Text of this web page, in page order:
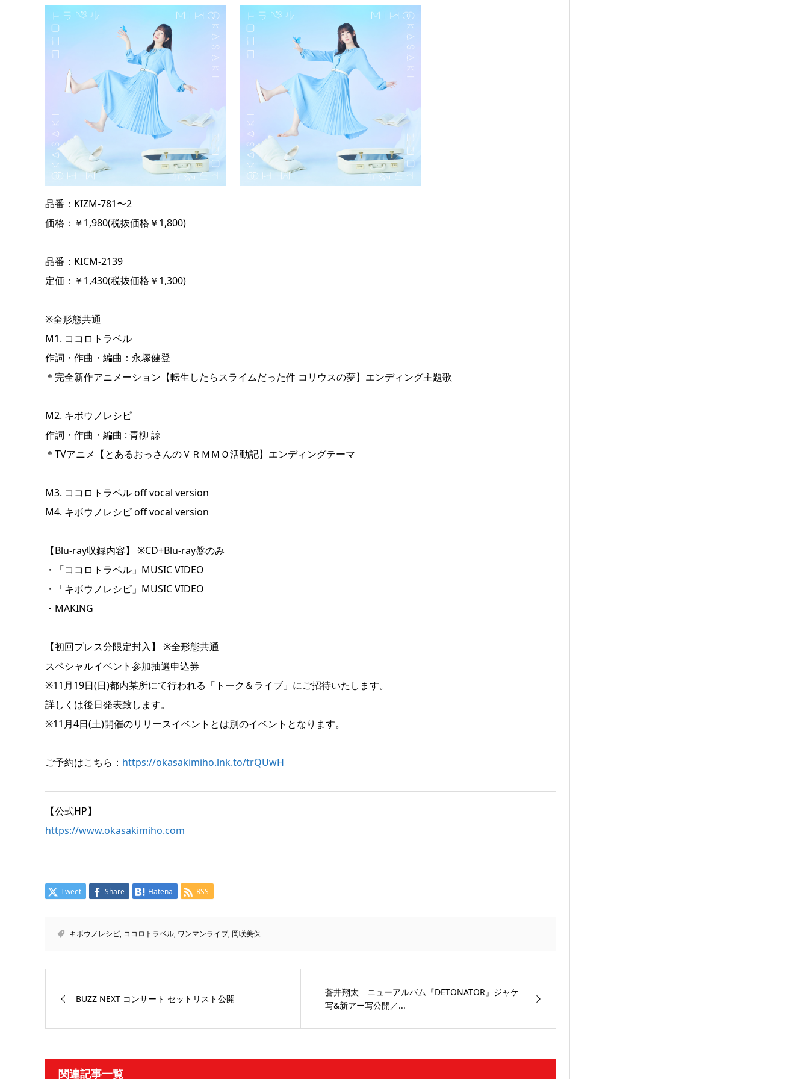
品番：KIZM-781〜2
価格：￥1,980(税抜価格￥1,800)
品番：KICM-2139
定価：￥1,430(税抜価格￥1,300)
※全形態共通
M1. ココロトラベル
作詞・作曲・編曲：永塚健登
＊完全新作アニメーション【転生したらスライムだった件 コリウスの夢】エンディング主題歌
M2. キボウノレシピ
作詞・作曲・編曲 : 青柳 諒
＊TVアニメ【とあるおっさんのＶＲＭＭＯ活動記】エンディングテーマ
M3. ココロトラベル off vocal version
M4. キボウノレシピ off vocal version
【Blu-ray収録内容】 ※CD+Blu-ray盤のみ
・「ココロトラベル」MUSIC VIDEO
・「キボウノレシピ」MUSIC VIDEO
・MAKING
【初回プレス分限定封入】 ※全形態共通
スペシャルイベント参加抽選申込券
※11月19日(日)都内某所にて行われる「トーク＆ライブ」にご招待いたします。
詳しくは後日発表致します。
※11月4日(土)開催のリリースイベントとは別のイベントとなります。
ご予約はこちら： https://okasakimiho.lnk.to/trQUwH
【公式HP】
https://www.okasakimiho.com
Tweet Share Hatena RSS
キボウノレシピ, ココロトラベル, ワンマンライブ, 岡咲美保
BUZZ NEXT コンサート セットリスト公開
蒼井翔太 ニューアルバム『DETONATOR』ジャケ
写&新アー写公開／...
関連記事一覧